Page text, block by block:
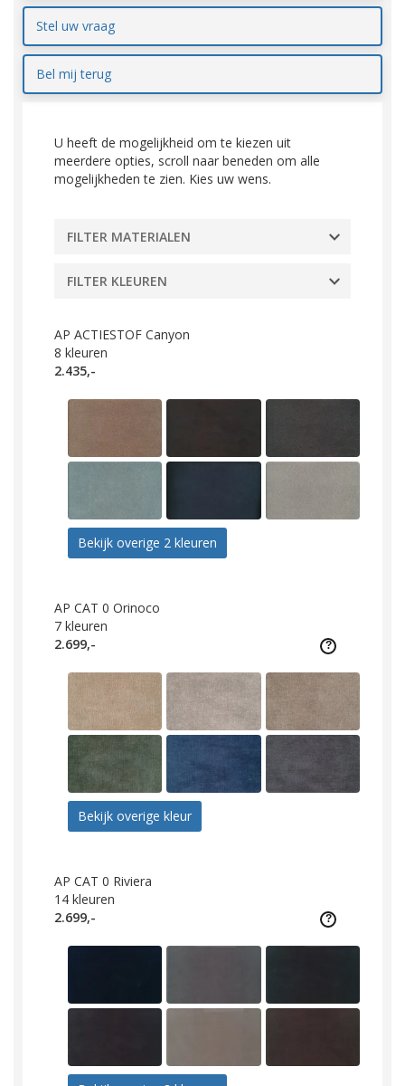
Stel uw vraag
Bel mij terug
U heeft de mogelijkheid om te kiezen uit
meerdere opties, scroll naar beneden om alle
mogelijkheden te zien. Kies uw wens.
FILTER MATERIALEN
FILTER KLEUREN
AP ACTIESTOF Canyon
8 kleuren
2.435,-
Bekijk overige 2 kleuren
AP CAT 0 Orinoco
7 kleuren
2.699,-
Bekijk overige kleur
AP CAT 0 Riviera
14 kleuren
2.699,-